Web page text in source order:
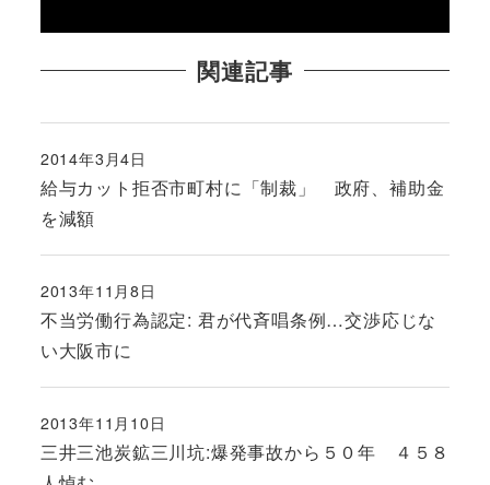
関連記事
給与カット拒否市町村に「制裁」 政府、補助金
を減額
投稿日
2014年3月4日
不当労働行為認定: 君が代斉唱条例…交渉応じな
い大阪市に
投稿日
2013年11月8日
三井三池炭鉱三川坑:爆発事故から５０年 ４５８
投稿日
2013年11月10日